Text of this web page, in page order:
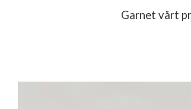
Garnet vårt